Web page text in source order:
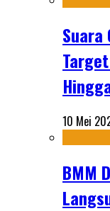
Suara
10 Mei
BMM